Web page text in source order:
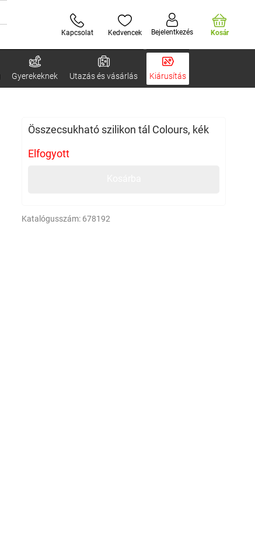
Kapcsolat Kedvencek Bejelentkezés Kosár
Gyerekeknek Utazás és vásárlás Kiárusítás
Összecsukható szilikon tál Colours, kék
Elfogyott
Katalógusszám: 678192